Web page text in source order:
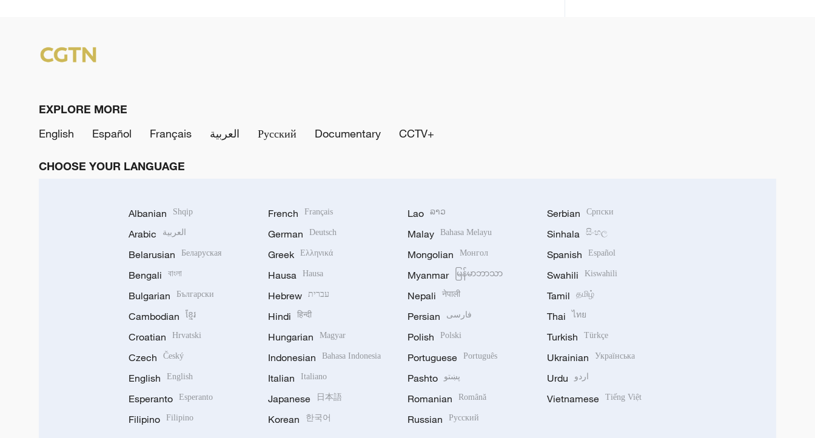
EXPLORE MORE
English
Español Français العربية Русский Documentary CCTV+
CHOOSE YOUR LANGUAGE
Albanian Shqip
Arabic العربية
Belarusian Беларуская
Bengali বাংলা
Bulgarian Български
Cambodian ខ្មែរ
Croatian Hrvatski
Czech Český
English English
Esperanto Esperanto
Filipino Filipino
French Français
German Deutsch
Greek Ελληνικά
Hausa Hausa
Hebrew עברית
Hindi हिन्दी
Hungarian Magyar
Indonesian Bahasa Indonesia
Italian Italiano
Japanese 日本語
Korean 한국어
Lao ລາວ
Malay Bahasa Melayu
Mongolian Монгол
Myanmar မြန်မာဘာသာ
Nepali नेपाली
Persian فارسی
Polish Polski
Portuguese Português
Pashto پښتو
Romanian Română
Russian Русский
Serbian Српски
Sinhala සිංහල
Spanish Español
Swahili Kiswahili
Tamil தமிழ்
Thai ไทย
Turkish Türkçe
Ukrainian Українська
Urdu اردو
Vietnamese Tiếng Việt